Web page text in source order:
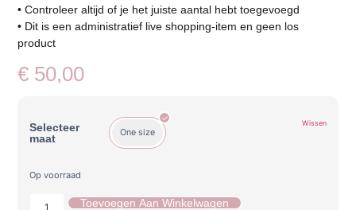
• Controleer altijd of je het juiste aantal hebt toegevoegd
• Dit is een administratief live shopping-item en geen los
product
€ 50,00
Selecteer
maat
One size
Wissen
Op voorraad
Toevoegen Aan Winkelwagen